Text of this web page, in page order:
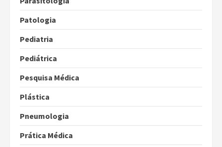
Patologia
Pediatria
Pediátrica
Pesquisa Médica
Plástica
Pneumologia
Prática Médica